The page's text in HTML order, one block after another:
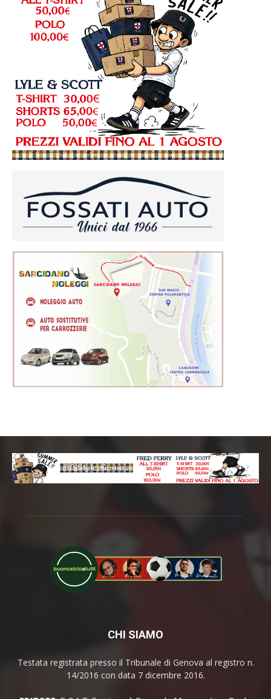
CHI SIAMO
Testata registrata presso il Tribunale di Genova al registro n.
14/2016 con data 7 dicembre 2016.